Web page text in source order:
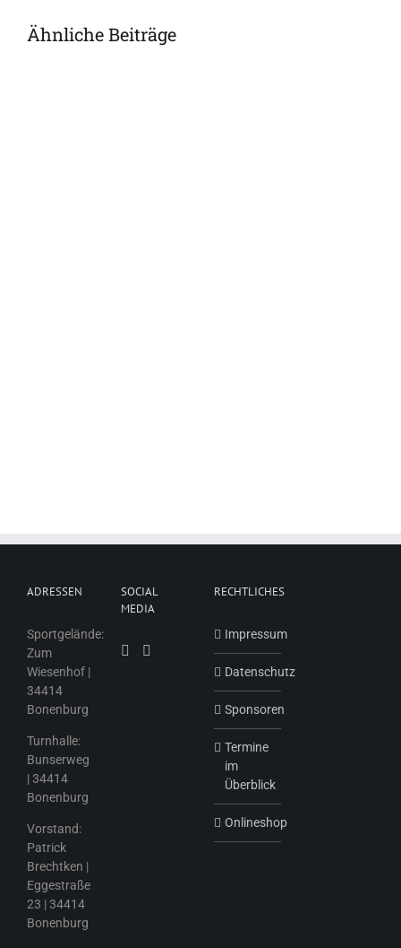
Ähnliche Beiträge
ADRESSEN
Sportgelände:
Zum
Wiesenhof |
34414
Bonenburg
Turnhalle:
Bunserweg
| 34414
Bonenburg
Vorstand:
Patrick
Brechtken |
Eggestraße
23 | 34414
Bonenburg
SOCIAL
MEDIA
RECHTLICHES
Impressum
Datenschutz
Sponsoren
Termine
im
Überblick
Onlineshop